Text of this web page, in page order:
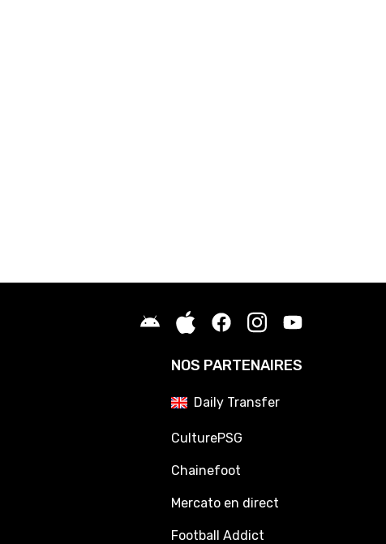
NOS PARTENAIRES
Daily Transfer
CulturePSG
Chainefoot
Mercato en direct
Football Addict